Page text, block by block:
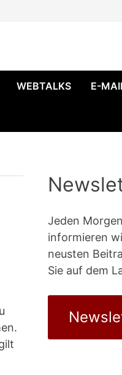
WEBTALKS E-
Jeden
informieren
neusten
Sie auf dem